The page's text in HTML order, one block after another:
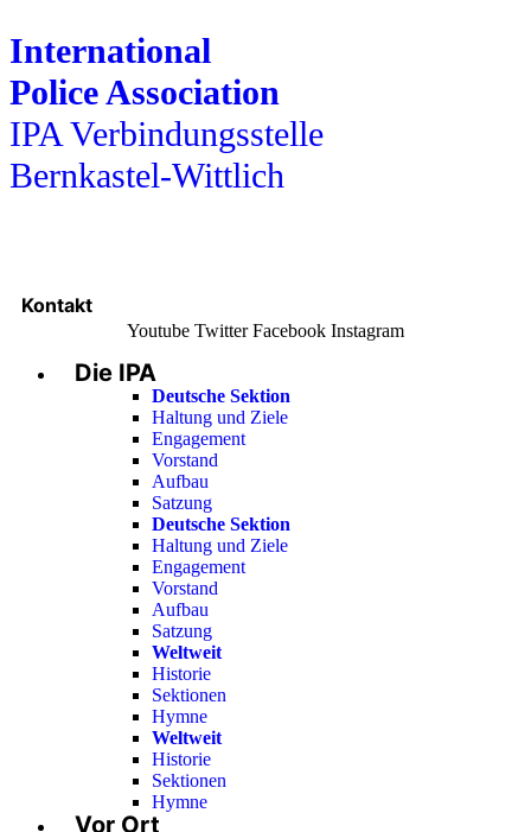
International
Police Association
IPA Verbindungsstelle
Bernkastel-Wittlich
Kontakt
Youtube Twitter Facebook Instagram
Menu
Die IPA
Deutsche Sektion
Haltung und Ziele
Engagement
Vorstand
Aufbau
Satzung
Deutsche Sektion
Haltung und Ziele
Engagement
Vorstand
Aufbau
Satzung
Weltweit
Historie
Sektionen
Hymne
Weltweit
Historie
Sektionen
Hymne
Vor Ort